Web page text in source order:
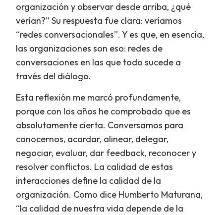
organización y observar desde arriba, ¿qué
verían?” Su respuesta fue clara: veríamos
“redes conversacionales”. Y es que, en esencia,
las organizaciones son eso: redes de
conversaciones en las que todo sucede a
través del diálogo.
Esta reflexión me marcó profundamente,
porque con los años he comprobado que es
absolutamente cierta. Conversamos para
conocernos, acordar, alinear, delegar,
negociar, evaluar, dar feedback, reconocer y
resolver conflictos. La calidad de estas
interacciones define la calidad de la
organización. Como dice Humberto Maturana,
“la calidad de nuestra vida depende de la